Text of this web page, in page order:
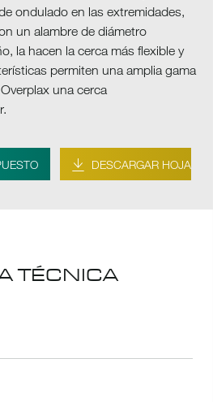
ondulado en las extremidades,
un alambre de diámetro
la hacen la cerca más flexible y
permiten una amplia gama
una cerca
DESCARGAR HOJA
TÉCNICA